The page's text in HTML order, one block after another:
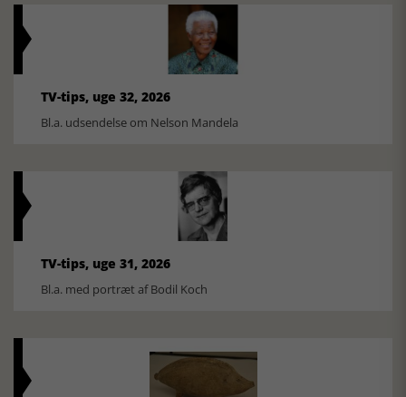
TV-tips, uge 32, 2026
Bl.a. udsendelse om Nelson Mandela
TV-tips, uge 31, 2026
Bl.a. med portræt af Bodil Koch